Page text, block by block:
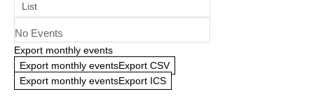
List
No Events
Export monthly events
Export monthly eventsExport CSV
Export monthly eventsExport ICS